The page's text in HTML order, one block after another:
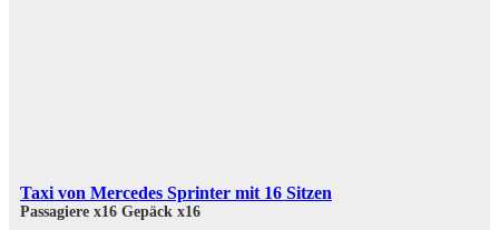
Taxi von Mercedes Sprinter mit 16 Sitzen
Passagiere x16 Gepäck x16